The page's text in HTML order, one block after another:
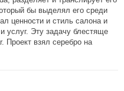
бы выделял его среди
ценности и стиль салона и
услуг. Эту задачу блестяще
Проект взял серебро на